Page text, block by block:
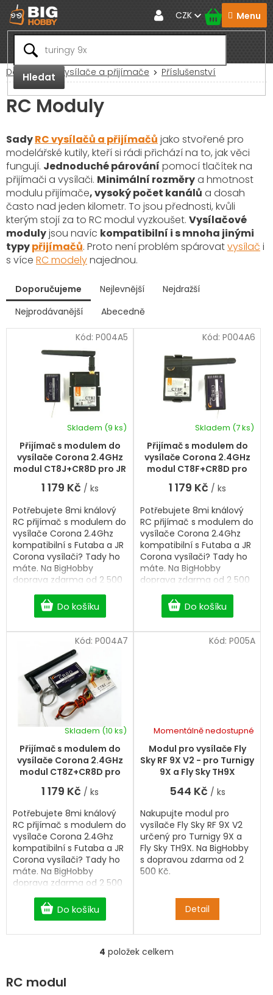
Přejít
na
obsah
Hledat
CZK
Domů RC Vysílače a přijímače Příslušenství
RC Moduly
SadyRC vysílačů a přijímačů jako stvořené pro
modelářské kutily, kteří si rádi přichází na to, jak věci
fungují. Jednoduché párování pomocí tlačítek na
přijímači a vysílači. Minimální rozměrya hmotnost
modulu přijímače, vysoký počet kanálů a dosah
často nad jeden kilometr. To jsou přednosti, kvůli
kterým stojí za to RC modul vyzkoušet. Vysílačové
modulyjsou navíc kompatibilní i s mnoha jinými
typypřijímačů. Proto není problém spárovatvysílač i
s více RC modelynajednou.
a
Doporučujeme Nejlevnější
Nejdražší
Nejprodávanější
Abecedně
ý
i
Přijímač s modulem do
vysílače Corona 2.4GHz
modul CT8J+CR8D pro JR
(DSSS)
Skladem (9 ks)
1 179 Kč / ks
Do košíku
Potřebujete 8mi knálový
RC přijímač s modulem do
vysílače Corona 2.4Ghz
kompatibilní s Futaba a JR
Corona vysílači? Tady ho
máte. Na BigHobby
doprava zdarma od 2 500
Kód: P004A5
Přijímač s modulem do
vysílače Corona 2.4GHz
modul CT8F+CR8D pro
Futaba (DSSS)
hodnocení
produktu
hvězdiček.
Skladem (7 ks)
1 179 Kč / ks
Do košíku
Potřebujete 8mi knálový
RC přijímač s modulem do
vysílače Corona 2.4Ghz
kompatibilní s Futaba a JR
Corona vysílači? Tady ho
máte. Na BigHobby
doprava zdarma od 2 500
Kód: P004A6
Přijímač s modulem do
vysílače Corona 2.4GHz
modul CT8Z+CR8D pro
DIY (DSSS)
hodnocení
produktu
hvězdiček.
Skladem (10 ks)
1 179 Kč / ks
Do košíku
Potřebujete 8mi knálový
RC přijímač s modulem do
vysílače Corona 2.4Ghz
kompatibilní s Futaba a JR
Corona vysílači? Tady ho
máte. Na BigHobby
doprava zdarma od 2 500
Kód: P004A7
Modul pro vysílače Fly
Sky RF 9X V2 - pro Turnigy
9X a Fly Sky TH9X
Momentálně nedostupné
544 Kč / ks
Detail
Nakupujte modul pro
vysílače Fly Sky RF 9X V2
určený pro Turnigy 9X a
Fly Sky TH9X. Na BigHobby
s dopravou zdarma od 2
500 Kč.
Kód: P005A
O
4 položek celkem
RC modul